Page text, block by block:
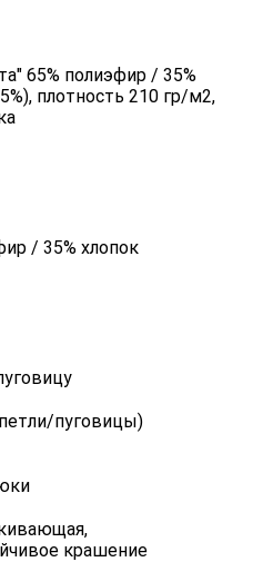
65% полиэфир / 35%
плотность 210 гр/м2,
/ 35% хлопок
пуговицы)
крашение